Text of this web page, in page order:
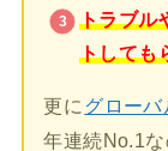
トラブル
トしても
更に グローバ
年連続No.1な